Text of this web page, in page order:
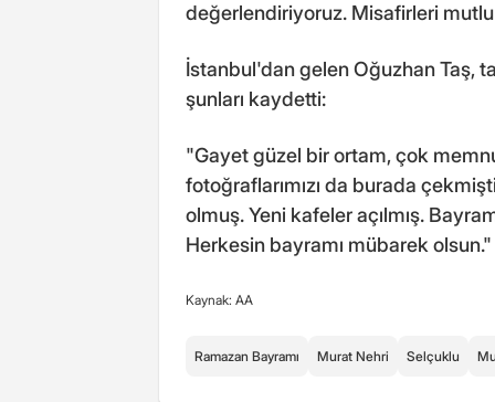
değerlendiriyoruz. Misafirleri
İstanbul'dan gelen Oğuzhan Taş,
şunları kaydetti:
"Gayet güzel bir ortam, çok
fotoğraflarımızı da burada
olmuş. Yeni kafeler açılmış.
Herkesin bayramı mübarek olsun."
Kaynak: AA
Ramazan Bayramı Murat Nehri Selçuklu